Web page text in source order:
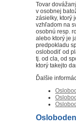
Tovar
v osobnej
zásielky, ktorý
vzhľadom na
osobnú resp.
alebo ktorý je
predpokladu
oslobodiť od
tj. od cla, od
ktorý takejto
Ďalšie